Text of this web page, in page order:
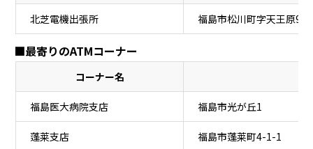
北芝電機出張所 福島市松川町字天王原9
■最寄りのATMコーナー
コーナー名
福島医大病院支店 福島市光が丘1
蓬莱支店 福島市蓬莱町4-1-1